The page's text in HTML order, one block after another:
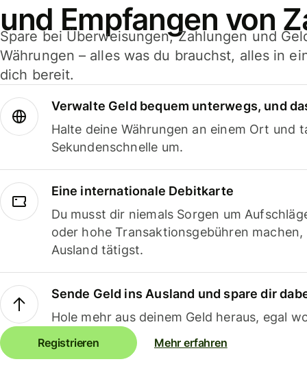
und Empfangen von
Spare bei Überweisungen, Zahlungen und
Währungen – alles was du brauchst, alles in
dich bereit.
Verwalte Geld bequem unterwegs, und
Halte deine Währungen an einem Ort und
Sekundenschnelle um.
Eine internationale Debitkarte
Du musst dir niemals Sorgen um
oder hohe Transaktionsgebühren
Ausland tätigst.
Sende Geld ins Ausland und spare dir
Hole mehr aus deinem Geld heraus, egal
Registrieren Mehr erfahren